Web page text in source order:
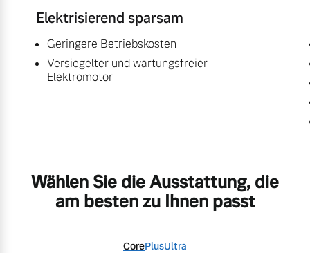
Elektrisierend sparsam
Geringere Betriebskosten
Versiegelter und wartungsfreier
Elektromotor
Wählen Sie die Ausstattung, die
am besten zu Ihnen passt
CorePlusUltra